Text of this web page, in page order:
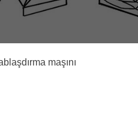
maşını